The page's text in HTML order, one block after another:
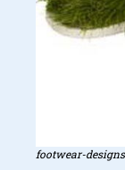
footwear-